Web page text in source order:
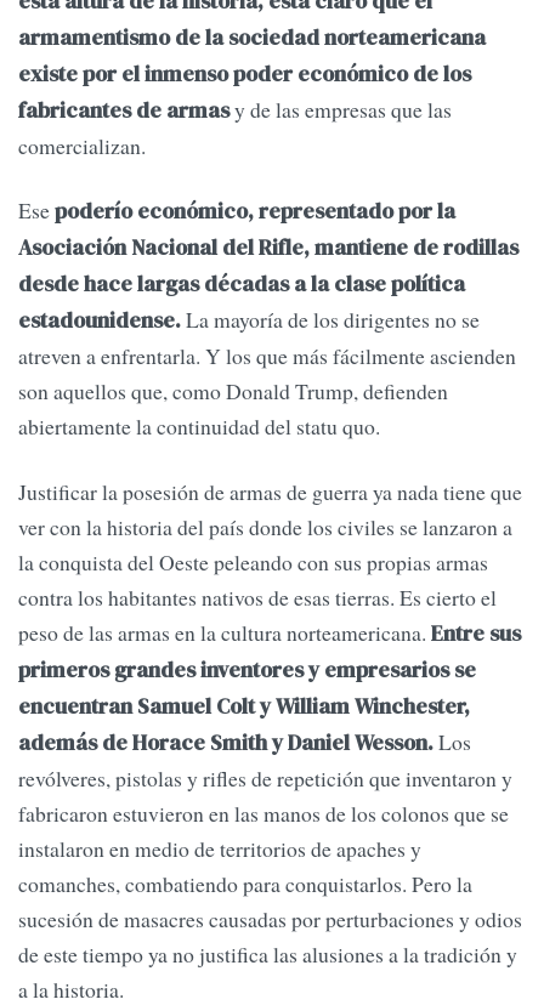
armamentismo de la sociedad norteamericana
existe por el inmenso poder económico de los
fabricantes de armasy de las empresas que las
comercializan.
Esepoderío económico, representado por la
Asociación Nacional del Rifle, mantiene de rodillas
desde hace largas décadas a la clase política
estadounidense.La mayoría de los dirigentes no se
atreven a enfrentarla. Y los que más fácilmente ascienden
son aquellos que, como Donald Trump, defienden
abiertamente la continuidad del statu quo.
Justificar la posesión de armas de guerra ya nada tiene que
ver con la historia del país donde los civiles se lanzaron a
la conquista del Oeste peleando con sus propias armas
contra los habitantes nativos de esas tierras. Es cierto el
peso de las armas en la cultura norteamericana. Entre sus
primeros grandes inventores y empresarios se
encuentran Samuel Colt y William Winchester,
además de Horace Smith y Daniel Wesson.Los
revólveres, pistolas y rifles de repetición que inventaron y
fabricaron estuvieron en las manos de los colonos que se
instalaron en medio de territorios de apaches y
comanches, combatiendo para conquistarlos. Pero la
sucesión de masacres causadas por perturbaciones y odios
de este tiempo ya no justifica las alusiones a la tradición y
a la historia.